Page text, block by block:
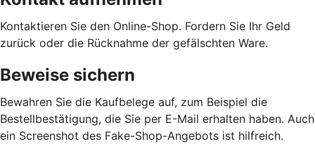
Kontaktieren Sie den Online-Shop. Fordern Sie Ihr Geld
zurück oder die Rücknahme der gefälschten Ware.
Beweise sichern
Bewahren Sie die Kaufbelege auf, zum Beispiel die
Bestellbestätigung, die Sie per E-Mail erhalten haben. Auch
ein Screenshot des Fake-Shop-Angebots ist hilfreich.